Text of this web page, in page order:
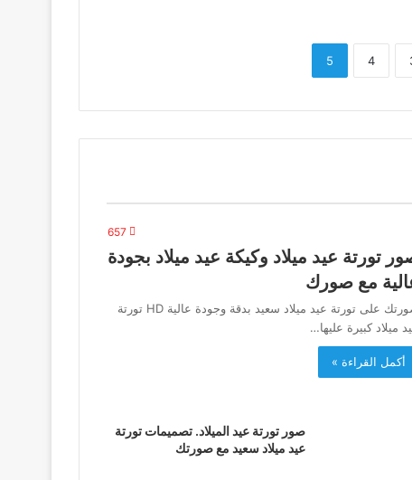
4
5
657
تورتة عيد ميلاد وكيكة عيد ميلاد بجودة
مع صورك
صورتك على تورتة عيد ميلاد سعيد بدقة وجودة عالية HD تورتة
ميلاد كبيرة عليها…
أكمل القراءة »
صور تورتة عيد الميلاد. تصميمات تورتة
عيد ميلاد سعيد مع صورتك